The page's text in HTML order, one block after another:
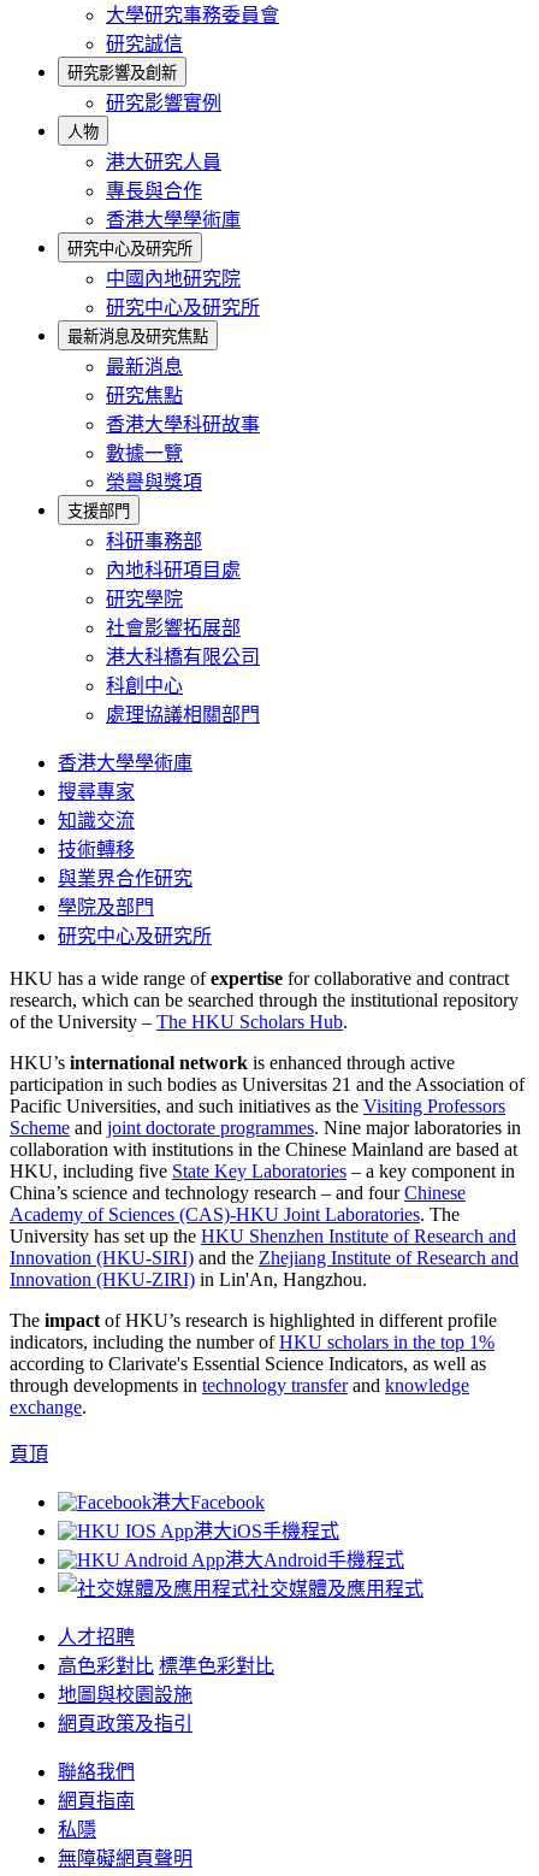
大學研究事務委員會
研究誠信
研究影響及創新
研究影響實例
人物
港大研究人員
專長與合作
香港大學學術庫
研究中心及研究所
中國內地研究院
研究中心及研究所
最新消息及研究焦點
最新消息
研究焦點
香港大學科研故事
數據一覽
榮譽與獎項
支援部門
科研事務部
內地科研項目處
研究學院
社會影響拓展部
港大科橋有限公司
科創中心
處理協議相關部門
香港大學學術庫
搜尋專家
知識交流
技術轉移
與業界合作研究
學院及部門
研究中心及研究所
HKU has a wide range ofexpertise for collaborative and contract
research, which can be searched through the institutional repository
of the University – The HKU Scholars Hub.
HKU’s international network is enhanced through active
participation in such bodies as Universitas 21 and the Association of
Pacific Universities, and such initiatives as the Visiting Professors
Scheme and joint doctorate programmes. Nine major laboratories in
collaboration with institutions in the Chinese Mainland are based at
HKU, including five State Key Laboratories – a key component in
China’s science and technology research – and fourChinese
Academy of Sciences (CAS)-HKU Joint Laboratories. The
University has set up the HKU Shenzhen Institute of Research and
Innovation (HKU-SIRI) and the Zhejiang Institute of Research and
Innovation (HKU-ZIRI) in Lin'An, Hangzhou.
The impact of HKU’s research is highlighted in different profile
indicators, including the number ofHKU scholars in the top 1%
according to Clarivate's Essential Science Indicators, as well as
through developments in technology transferand knowledge
exchange.
頁頂
港大Facebook
港大iOS手機程式
港大Android手機程式
社交媒體及應用程式
人才招聘
高色彩對比 標準色彩對比
地圖與校園設施
網頁政策及指引
聯絡我們
網頁指南
私隱
無障礙網頁聲明